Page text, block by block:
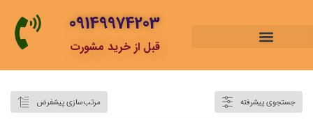
09149974203
قبل از خرید مشورت
دستگاه پخت نان بربری
جستجوی پیشرفته مرتب‌سازی پیشفرض